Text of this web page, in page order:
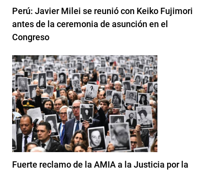
Perú: Javier Milei se reunió con Keiko Fujimori
antes de la ceremonia de asunción en el
Congreso
Fuerte reclamo de la AMIA a la Justicia por la